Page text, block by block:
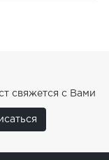
свяжется с Вами